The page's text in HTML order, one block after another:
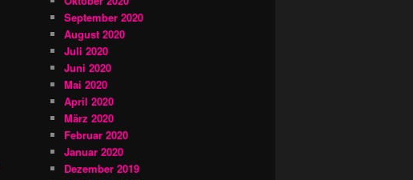
September 2020
August 2020
Juli 2020
Juni 2020
Mai 2020
April 2020
März 2020
Februar 2020
Januar 2020
Dezember 2019